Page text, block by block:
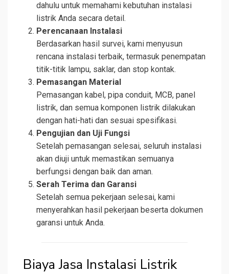
dahulu untuk memahami kebutuhan instalasi
listrik Anda secara detail.
Perencanaan Instalasi
Berdasarkan hasil survei, kami menyusun
rencana instalasi terbaik, termasuk penempatan
titik-titik lampu, saklar, dan stop kontak.
Pemasangan Material
Pemasangan kabel, pipa conduit, MCB, panel
listrik, dan semua komponen listrik dilakukan
dengan hati-hati dan sesuai spesifikasi.
Pengujian dan Uji Fungsi
Setelah pemasangan selesai, seluruh instalasi
akan diuji untuk memastikan semuanya
berfungsi dengan baik dan aman.
Serah Terima dan Garansi
Setelah semua pekerjaan selesai, kami
menyerahkan hasil pekerjaan beserta dokumen
garansi untuk Anda.
Biaya Jasa Instalasi Listrik